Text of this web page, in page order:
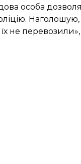
особа
їх не